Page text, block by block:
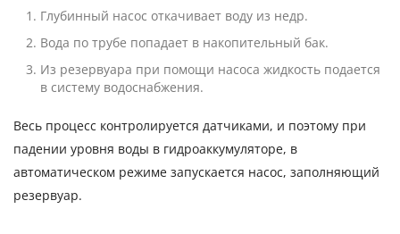
Глубинный насос откачивает воду из недр.
Вода по трубе попадает в накопительный бак.
Из резервуара при помощи насоса жидкость подается
в систему водоснабжения.
Весь процесс контролируется датчиками, и поэтому при
падении уровня воды в гидроаккумуляторе, в
автоматическом режиме запускается насос, заполняющий
резервуар.